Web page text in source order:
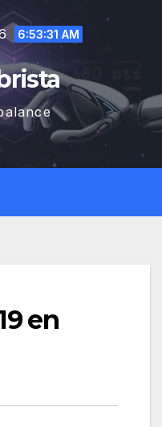
6:53:32 AM
en